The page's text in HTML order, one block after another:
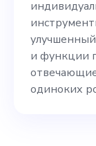
и функции
одиноких